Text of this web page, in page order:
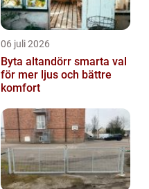
06 juli 2026
Byta altandörr smarta val
för mer ljus och bättre
komfort